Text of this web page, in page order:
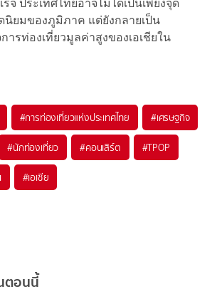
ร็จ ประเทศไทยอาจไม่ได้เป็นเพียงจุด
นิยมของภูมิภาค แต่ยังกลายเป็น
ารท่องเที่ยวมูลค่าสูงของเอเชียใน
#การท่องเที่ยวแห่งประเทศไทย #เศรษฐกิจ
#นักท่องเที่ยว #คอนเสิร์ต #TPOP
#เอเชีย
ตอนนี้